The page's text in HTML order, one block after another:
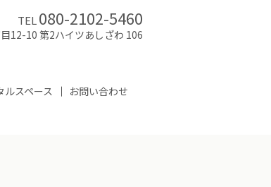
ルスペース お問い合わせ
TEL 080-2102-5460
12-10 第2ハイツあしざわ 106